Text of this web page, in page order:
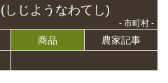
(しじようなわてし)
- 市町村 -
商品
農家記事